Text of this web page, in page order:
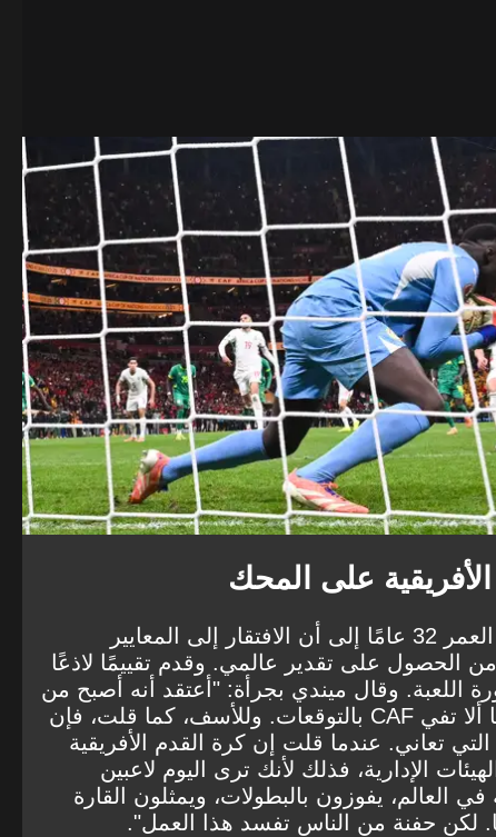
على المحك
وأشار اللاعب البالغ من العمر 32 عامًا إلى أن الافتقار إلى المعايير
من الحصول على تقدير عالمي. وقدم تقييمًا لاذعًا
اللعبة. وقال ميندي بجرأة: "أعتقد أنه أصبح من
المعتاد للأسف في قارتنا ألا تفي CAF بالتوقعات. وللأسف، كما قلت، فإن
تعاني. عندما قلت إن كرة القدم الأفريقية
الإدارية، فذلك لأنك ترى اليوم لاعبين
العالم، يفوزون بالبطولات، ويمثلون القارة
لكن حفنة من الناس تفسد هذا العمل".